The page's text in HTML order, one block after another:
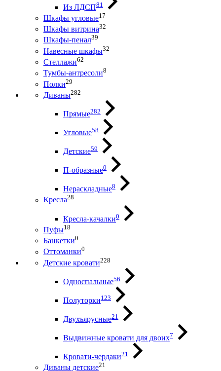
Из ЛДСП81
Шкафы угловые17
Шкафы витрина32
Шкафы-пенал39
Навесные шкафы32
Стеллажи62
Тумбы-антресоли8
Полки29
Диваны282
Прямые282
Угловые58
Детские59
П-образные0
Нераскладные8
Кресла28
Кресла-качалки0
Пуфы18
Банкетки0
Оттоманки0
Детские кровати228
Односпальные56
Полуторки123
Двухъярусные21
Выдвижные кровати для двоих7
Кровати-чердаки21
Диваны детские21